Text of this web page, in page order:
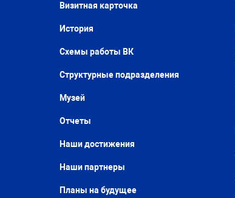
Визитная карточка
История
Схемы работы ВК
Структурные подразделения
Музей
Отчеты
Наши достижения
Наши партнеры
Планы на будущее